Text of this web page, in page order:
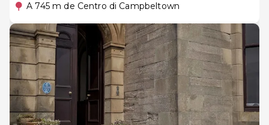
A 745 m de Centro di Campbeltown